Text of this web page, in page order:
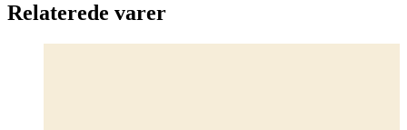
Relaterede varer